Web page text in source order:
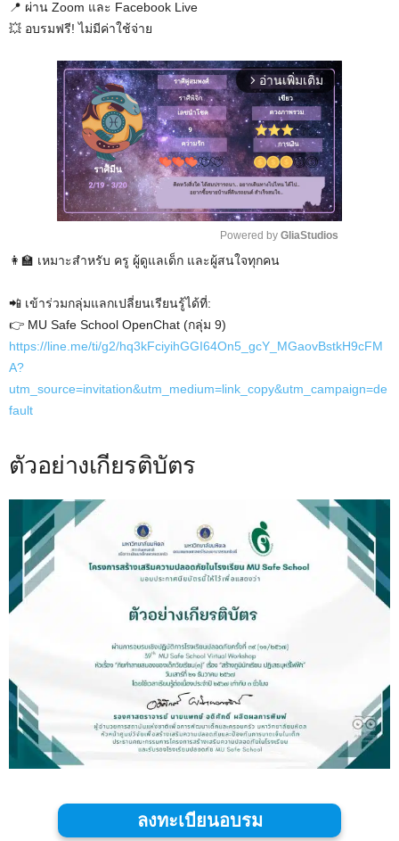
📍 ผ่าน Zoom และ Facebook Live
💥 อบรมฟรี! ไม่มีค่าใช้จ่าย
arrow_forward_ios อ่านเพิ่มเติม
Powered by GliaStudios
👩‍🏫 เหมาะสำหรับ ครู ผู้ดูแลเด็ก และผู้สนใจทุกคน
📲 เข้าร่วมกลุ่มแลกเปลี่ยนเรียนรู้ได้ที่:
👉 MU Safe School OpenChat (กลุ่ม 9)
https://line.me/ti/g2/hq3kFciyihGGI64On5_gcY_MGaovBstkH9cFM
A?
utm_source=invitation&utm_medium=link_copy&utm_campaign=de
fault
ตัวอย่างเกียรติบัตร
ลงทะเบียนอบรม